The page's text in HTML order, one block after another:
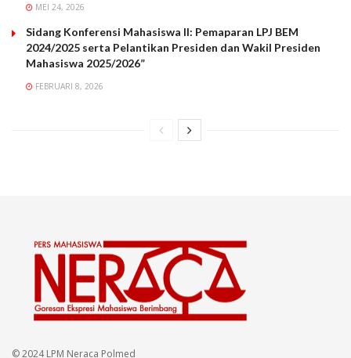
MEI 24, 2026
Sidang Konferensi Mahasiswa II: Pemaparan LPJ BEM
2024/2025 serta Pelantikan Presiden dan Wakil Presiden
Mahasiswa 2025/2026”
FEBRUARI 8, 2026
© 2024 LPM Neraca Polmed